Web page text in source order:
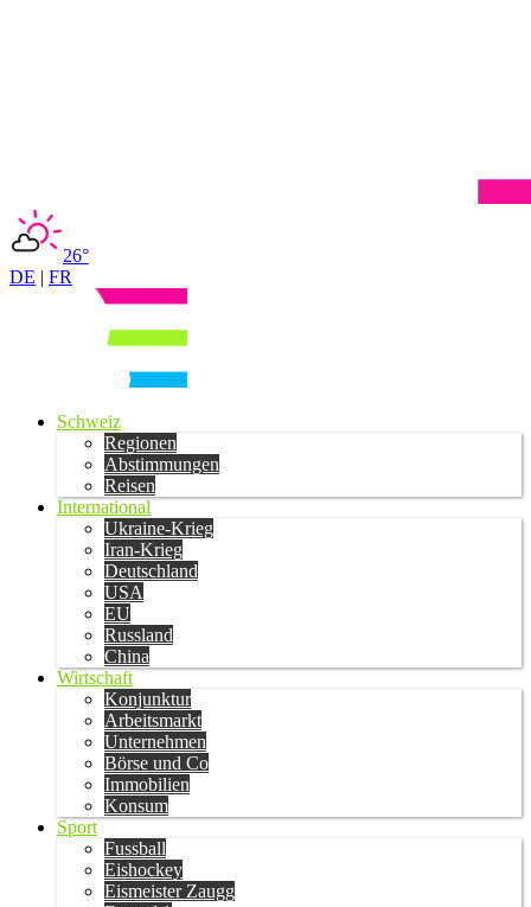
26°
DE | FR
Schweiz
Regionen
Abstimmungen
Reisen
International
Ukraine-Krieg
Iran-Krieg
Deutschland
USA
EU
Russland
China
Wirtschaft
Konjunktur
Arbeitsmarkt
Unternehmen
Börse und Co
Immobilien
Konsum
Sport
Fussball
Eishockey
Eismeister Zaugg